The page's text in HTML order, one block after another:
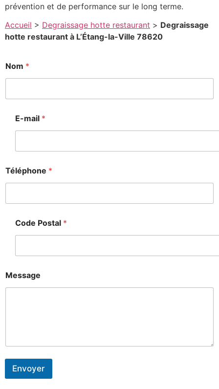
prévention et de performance sur le long terme.
Accueil > Degraissage hotte restaurant > Degraissage
hotte restaurant à L’Étang-la-Ville 78620
Nom *
E-mail *
Téléphone *
Code Postal *
Message
Envoyer